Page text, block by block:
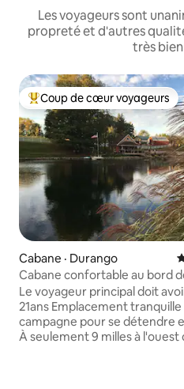
Les voyageurs sont
propreté et d'autres
très
Coup de cœur voyageurs
Coup de cœur voyageurs
Cabane · Durango
Cabane confortable au bord
Le voyageur principal doit
21ans Emplacement tranquille
campagne pour se détendre
À seulement 9 milles à l'ouest